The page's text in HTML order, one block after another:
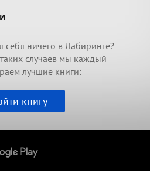
ничего в Лабиринте?
случаев мы каждый
лучшие книги:
книгу